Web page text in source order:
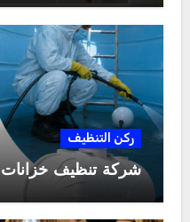
ركن التنظيف
شركة تنظيف خزانات